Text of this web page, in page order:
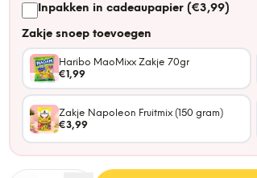
Inpakken in cadeaupapier (€3,99)
Zakje snoep toevoegen
Haribo MaoMixx Zakje 70gr
€1,99
Zakje Napoleon Fruitmix (150 gram)
€3,99